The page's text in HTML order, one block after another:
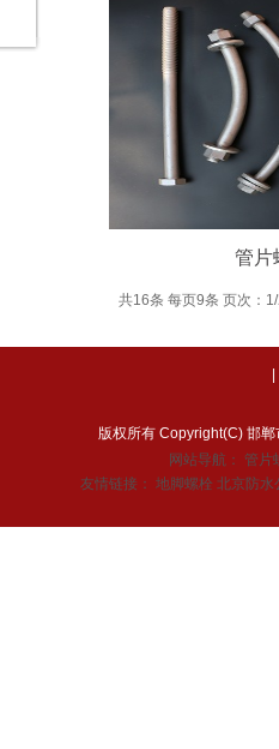
管片
共16条 每页9条 页次：
版权所有 Copyright(C) 邯
网站导航： 管片
友情链接：地脚螺栓 北京防水